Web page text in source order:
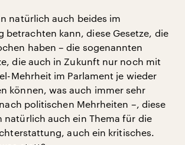
natürlich auch beides im
betrachten kann, diese Gesetze, die
haben – die sogenannten
die auch in Zukunft nur noch mit
Mehrheit im Parlament je wieder
können, was auch immer sehr
politischen Mehrheiten –, diese
natürlich auch ein Thema für die
auch ein kritisches.